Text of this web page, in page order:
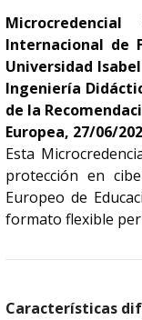
Internacional de
Universidad
Ingeniería
de la
Europea, 27/06/
Esta
protección en
Europeo de
formato flexible
Características